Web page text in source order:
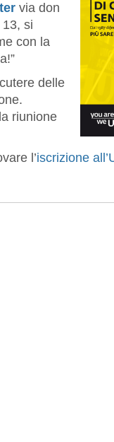
via don
si
con la
delle
riunione
l’iscrizione